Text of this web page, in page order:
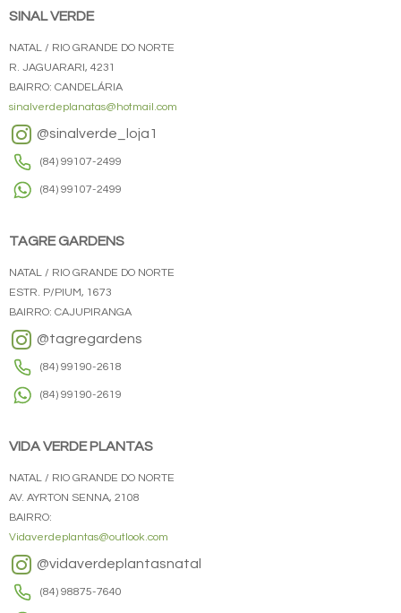
SINAL VERDE
NATAL / RIO GRANDE DO NORTE
R. JAGUARARI, 4231
BAIRRO: CANDELÁRIA
sinalverdeplanatas@hotmail.com
@sinalverde_loja1
(84) 99107-2499
(84) 99107-2499
TAGRE GARDENS
NATAL / RIO GRANDE DO NORTE
ESTR. P/PIUM, 1673
BAIRRO: CAJUPIRANGA
@tagregardens
(84) 99190-2618
(84) 99190-2619
VIDA VERDE PLANTAS
NATAL / RIO GRANDE DO NORTE
AV. AYRTON SENNA, 2108
BAIRRO:
Vidaverdeplantas@outlook.com
@vidaverdeplantasnatal
(84) 98875-7640